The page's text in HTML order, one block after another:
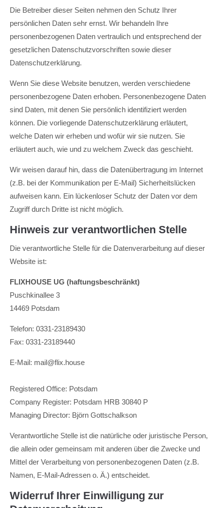
Die Betreiber dieser Seiten nehmen den Schutz Ihrer
persönlichen Daten sehr ernst. Wir behandeln Ihre
personenbezogenen Daten vertraulich und entsprechend der
gesetzlichen Datenschutzvorschriften sowie dieser
Datenschutzerklärung.
Wenn Sie diese Website benutzen, werden verschiedene
personenbezogene Daten erhoben. Personenbezogene Daten
sind Daten, mit denen Sie persönlich identifiziert werden
können. Die vorliegende Datenschutzerklärung erläutert,
welche Daten wir erheben und wofür wir sie nutzen. Sie
erläutert auch, wie und zu welchem Zweck das geschieht.
Wir weisen darauf hin, dass die Datenübertragung im Internet
(z.B. bei der Kommunikation per E-Mail) Sicherheitslücken
aufweisen kann. Ein lückenloser Schutz der Daten vor dem
Zugriff durch Dritte ist nicht möglich.
Hinweis zur verantwortlichen Stelle
Die verantwortliche Stelle für die Datenverarbeitung auf dieser
Website ist:
FLIXHOUSE UG (haftungsbeschränkt)
Puschkinallee 3
14469 Potsdam
Telefon: 0331-23189430
Fax: 0331-23189440
E-Mail: mail@flix.house
Registered Office: Potsdam
Company Register: Potsdam HRB 30840 P
Managing Director: Björn Gottschalkson
Verantwortliche Stelle ist die natürliche oder juristische Person,
die allein oder gemeinsam mit anderen über die Zwecke und
Mittel der Verarbeitung von personenbezogenen Daten (z.B.
Namen, E-Mail-Adressen o. Ä.) entscheidet.
Widerruf Ihrer Einwilligung zur